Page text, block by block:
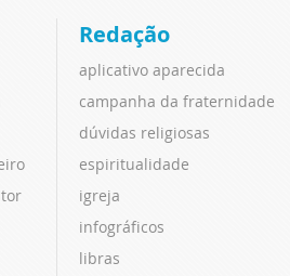
Redação
aplicativo aparecida
campanha da fraternidade
dúvidas religiosas
espiritualidade
igreja
infográficos
libras